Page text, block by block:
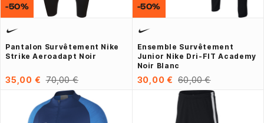
Pantalon Survêtement Nike
Strike Aeroadapt Noir
35,00 € 70,00 €
-50%
Ensemble Survêtement
Junior Nike Dri-FIT Academy
Noir Blanc
30,00 € 60,00 €
-50%